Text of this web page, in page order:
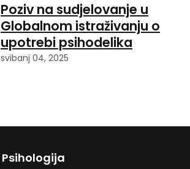
Poziv na sudjelovanje u
Globalnom istraživanju o
upotrebi psihodelika
svibanj 04, 2025